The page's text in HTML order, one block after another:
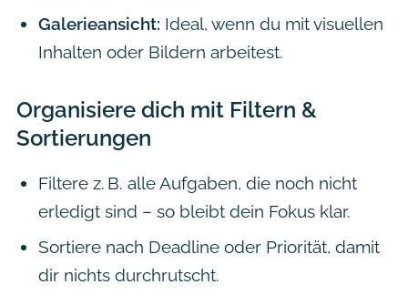
Galerieansicht: Ideal, wenn du mit visuellen
Inhalten oder Bildern arbeitest.
Organisiere dich mit Filtern &
Sortierungen
Filtere z. B. alle Aufgaben, die noch nicht
erledigt sind – so bleibt dein Fokus klar.
Sortiere nach Deadline oder Priorität, damit
dir nichts durchrutscht.